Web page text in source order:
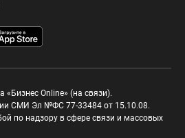
«Бизнес Online» (на связи).
СМИ Эл №ФС 77-33484 от 15.10.08.
по надзору в сфере связи и массовых